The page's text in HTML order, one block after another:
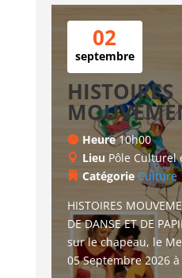
02
septembre
HISTOIRES
Heure10h00
Lieu Pôle Culturel
Catégorie Culture
HISTOIRES
DE DANSE ET DE
sur le chapeau, le
05 Septembre 2026